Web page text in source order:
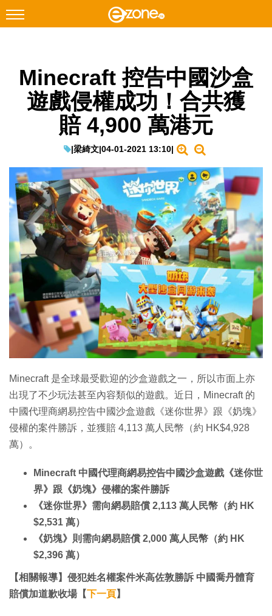
Facebook Instagram
科技焦點
教學評測
EduTech
IT Times
生成式AI與雲端應用
Enterprise Digital Transformation
特集
Minecraft 控告中國沙盒
遊戲侵權成功！合共獲
賠 4,900 萬港元
|梁綺文|04-01-2021 13:10|
Minecraft 是全球最受歡迎的沙盒遊戲之一，所以市面上亦
出現了不少玩法甚至內容類似的遊戲。近日，Minecraft 的
中國代理商網易控告中國沙盒遊戲《迷你世界》跟《奶塊》
侵權的案件勝訴，並獲賠 4,113 萬人民幣（約 HK$4,928
萬）。
Minecraft 中國代理商網易控告中國沙盒遊戲《迷你世
界》跟《奶塊》侵權的案件勝訴
《迷你世界》需向網易賠償 2,113 萬人民幣（約 HK
$2,531 萬）
《奶塊》則需向網易賠償 2,000 萬人民幣（約 HK
$2,396 萬）
【相關報導】侵犯姓名權案件米高佐敦勝訴 中國喬丹體育
賠償加道歉收場【下一頁】